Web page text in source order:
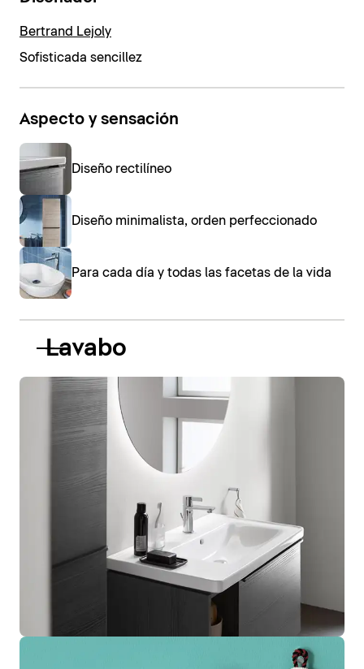
Bertrand Lejoly
Sofisticada sencillez
Aspecto y sensación
Diseño rectilíneo
Diseño minimalista, orden perfeccionado
Para cada día y todas las facetas de la vida
Lavabo